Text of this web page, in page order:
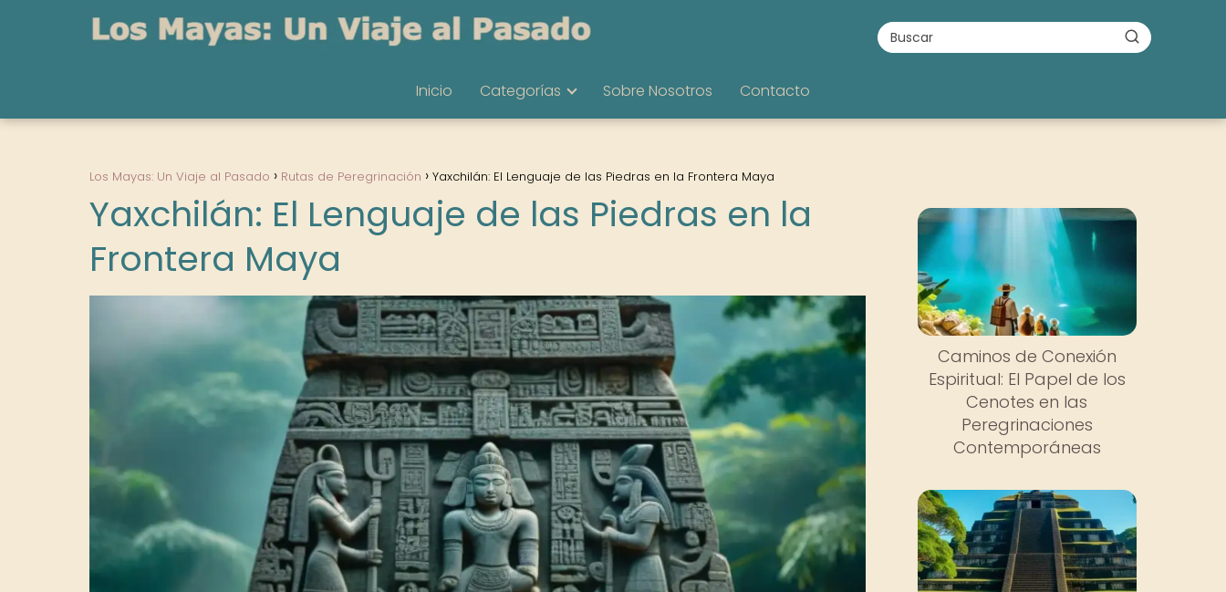
Inicio Categorías Sobre Nosotros Contacto
Los Mayas: Un Viaje al Pasado Rutas de Peregrinación Yaxchilán: El Lenguaje de las Piedras en la Frontera Maya
Yaxchilán: El Lenguaje de las Piedras en la
Frontera Maya
Caminos de Conexión
Espiritual: El Papel de los
Cenotes en las
Peregrinaciones
Contemporáneas